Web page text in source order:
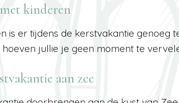
kinderen
is er tijdens de kerstvakantie genoeg
jullie je geen moment te
aan zee